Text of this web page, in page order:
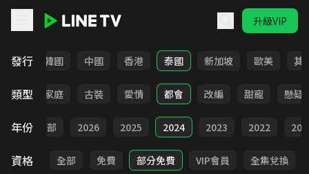
升級VIP
發行
日本 韓國 中國 香港 泰國 新加坡 歐美 其
類型
校園 家庭 古裝 愛情 都會 改編 甜寵 懸疑
年份 全部 2026 2025 2024 2023 2022
資格 全部 免費 部分免費 VIP會員 全集兌換